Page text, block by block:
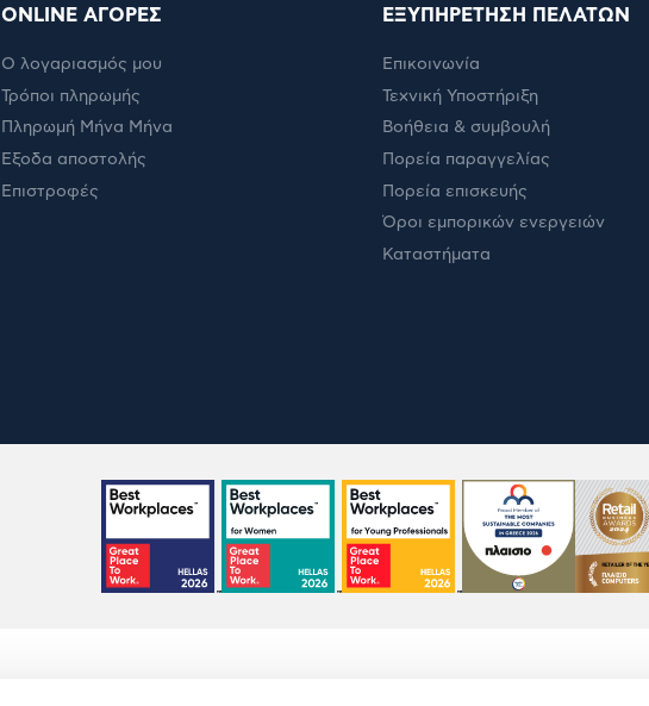
ONLINE ΑΓΟΡΕΣ
Ο λογαριασμός μου
Τρόποι πληρωμής
Πληρωμή Μήνα Μήνα
Έξοδα αποστολής
Επιστροφές
ΕΞΥΠΗΡΕΤΗΣΗ ΠΕΛΑΤΩΝ
Επικοινωνία
Τεχνική Υποστήριξη
Βοήθεια & συμβουλή
Πορεία παραγγελίας
Πορεία επισκευής
Όροι εμπορικών ενεργειών
Καταστήματα